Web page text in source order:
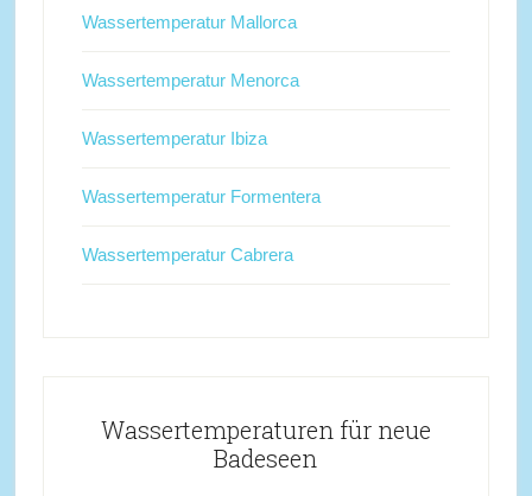
Wassertemperatur Mallorca
Wassertemperatur Menorca
Wassertemperatur Ibiza
Wassertemperatur Formentera
Wassertemperatur Cabrera
Wassertemperaturen für neue
Badeseen